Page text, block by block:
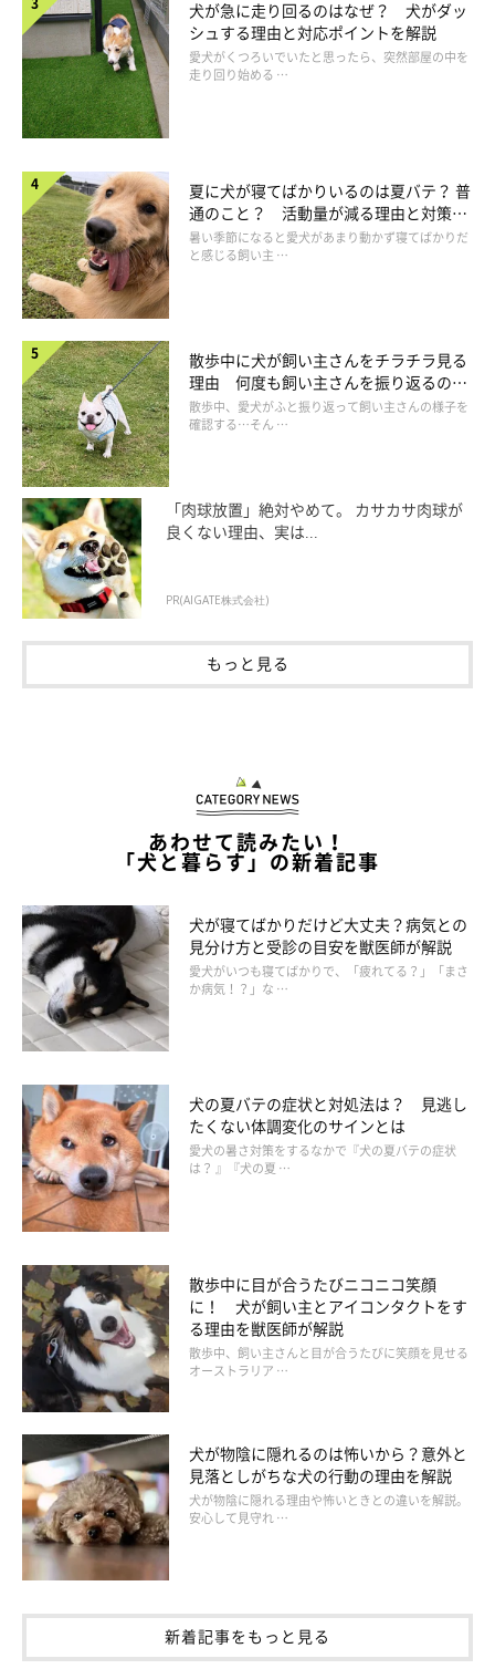
犬がパンティングをしているときの対応
みてもよいでしょう。犬が明らかに暑い、怖がっている場合は環
境を変えてあげましょう」
犬がパンティングをするときの注意点と動物
病院の受診をする目安
犬が急に走り回るのはなぜ？ 犬がダッ
シュする理由と対応ポイントを解説
愛犬がくつろいでいたと思ったら、突然部屋の中を
走り回り始める …
夏に犬が寝てばかりいるのは夏バテ？ 普
通のこと？ 活動量が減る理由と対策と
は
暑い季節になると愛犬があまり動かず寝てばかりだ
と感じる飼い主 …
散歩中に犬が飼い主さんをチラチラ見る
理由 何度も飼い主さんを振り返るのは
なぜ？
散歩中、愛犬がふと振り返って飼い主さんの様子を
確認する…そん …
「肉球放置」絶対やめて。 カサカサ肉球が
良くない理由、実は...
PR(AIGATE株式会社)
もっと見る
あわせて読みたい！
「犬と暮らす」の新着記事
犬が寝てばかりだけど大丈夫？病気との
見分け方と受診の目安を獣医師が解説
愛犬がいつも寝てばかりで、「疲れてる？」「まさ
か病気！？」な …
犬の夏バテの症状と対処法は？ 見逃し
たくない体調変化のサインとは
愛犬の暑さ対策をするなかで『犬の夏バテの症状
は？ 』『犬の夏 …
散歩中に目が合うたびニコニコ笑顔
に！ 犬が飼い主とアイコンタクトをす
る理由を獣医師が解説
散歩中、飼い主さんと目が合うたびに笑顔を見せる
オーストラリア …
犬が物陰に隠れるのは怖いから？意外と
見落としがちな犬の行動の理由を解説
犬が物陰に隠れる理由や怖いときとの違いを解説。
安心して見守れ …
新着記事をもっと見る